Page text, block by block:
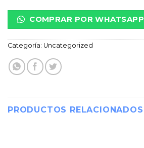
COMPRAR POR WHATSAPP
Categoría: Uncategorized
PRODUCTOS RELACIONADOS